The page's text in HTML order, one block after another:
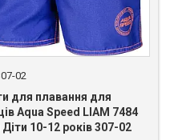
02
для плавання для
Aqua Speed LIAM 7484
Діти 10-12 років 307-02